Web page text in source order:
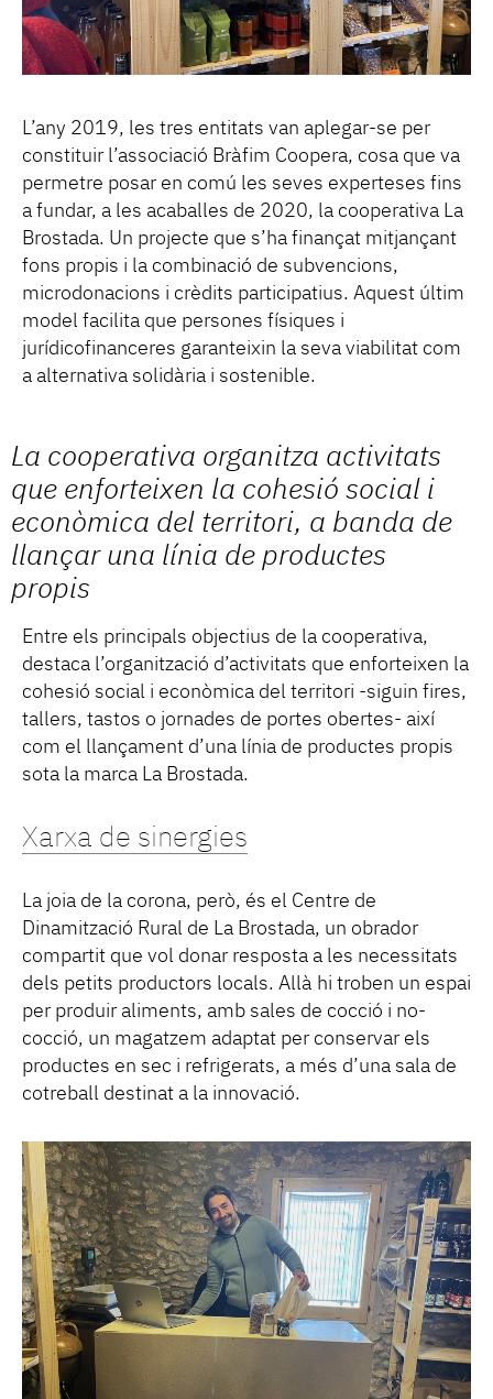
L’any 2019, les tres entitats van aplegar-se per
constituir l’associació Bràfim Coopera, cosa que va
permetre posar en comú les seves experteses fins
a fundar, a les acaballes de 2020, la cooperativa La
Brostada. Un projecte que s’ha finançat mitjançant
fons propis i la combinació de subvencions,
microdonacions i crèdits participatius. Aquest últim
model facilita que persones físiques i
jurídicofinanceres garanteixin la seva viabilitat com
a alternativa solidària i sostenible.
La cooperativa organitza activitats
que enforteixen la cohesió social i
econòmica del territori, a banda de
llançar una línia de productes
propis
Entre els principals objectius de la cooperativa,
destaca l’organització d’activitats que enforteixen la
cohesió social i econòmica del territori -siguin fires,
tallers, tastos o jornades de portes obertes- així
com el llançament d’una línia de productes propis
sota la marca La Brostada.
Xarxa de sinergies
La joia de la corona, però, és el Centre de
Dinamització Rural de La Brostada, un obrador
compartit que vol donar resposta a les necessitats
dels petits productors locals. Allà hi troben un espai
per produir aliments, amb sales de cocció i no-
cocció, un magatzem adaptat per conservar els
productes en sec i refrigerats, a més d’una sala de
cotreball destinat a la innovació.